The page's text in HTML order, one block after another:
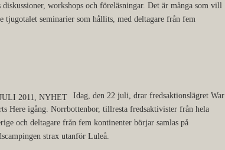
diskussioner, workshops och föreläsningar. Det är många som vill
tjugotalet seminarier som hållits, med deltagare från fem
2011, NYHET
Idag, den 22 juli, drar fredsaktionslägret War
Here igång. Norrbottenbor, tillresta fredsaktivister från hela
och deltagare från fem kontinenter börjar samlas på
strax utanför Luleå.